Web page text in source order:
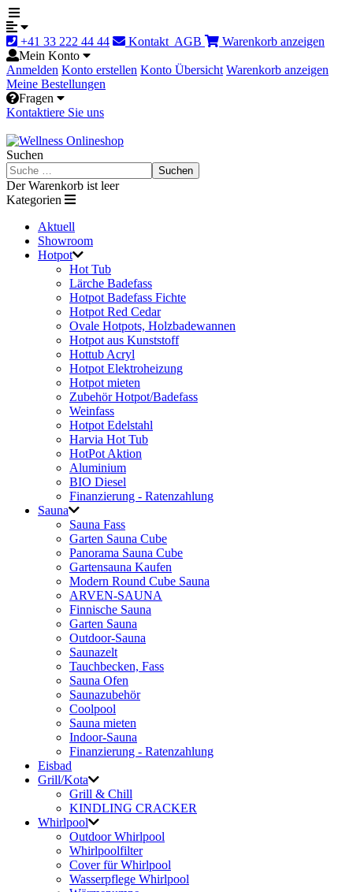
+41 33 222 44 44 Kontakt AGB
Warenkorb anzeigen
Mein Konto
Anmelden Konto erstellen Konto Übersicht Warenkorb anzeigen
Meine Bestellungen
Fragen
Kontaktiere Sie uns
Suchen
Suchen
Der Warenkorb ist leer
Kategorien
Aktuell
Showroom
Hotpot
Hot Tub
Lärche Badefass
Hotpot Badefass Fichte
Hotpot Red Cedar
Ovale Hotpots, Holzbadewannen
Hotpot aus Kunststoff
Hottub Acryl
Hotpot Elektroheizung
Hotpot mieten
Zubehör Hotpot/Badefass
Weinfass
Hotpot Edelstahl
Harvia Hot Tub
HotPot Aktion
Aluminium
BIO Diesel
Finanzierung - Ratenzahlung
Sauna
Sauna Fass
Garten Sauna Cube
Panorama Sauna Cube
Gartensauna Kaufen
Modern Round Cube Sauna
ARVEN-SAUNA
Finnische Sauna
Garten Sauna
Outdoor-Sauna
Saunazelt
Tauchbecken, Fass
Sauna Ofen
Saunazubehör
Coolpool
Sauna mieten
Indoor-Sauna
Finanzierung - Ratenzahlung
Eisbad
Grill/Kota
Grill & Chill
KINDLING CRACKER
Whirlpool
Outdoor Whirlpool
Whirlpoolfilter
Cover für Whirlpool
Wasserpflege Whirlpool